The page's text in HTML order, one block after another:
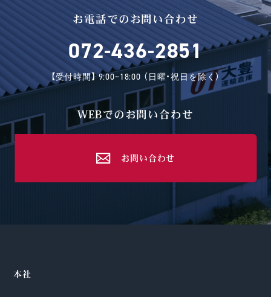
お電話でのお問い合わせ
072-436-2851
【受付時間】 9:00~18:00 （日曜・祝日を除く）
WEBでのお問い合わせ
お問い合わせ
本社